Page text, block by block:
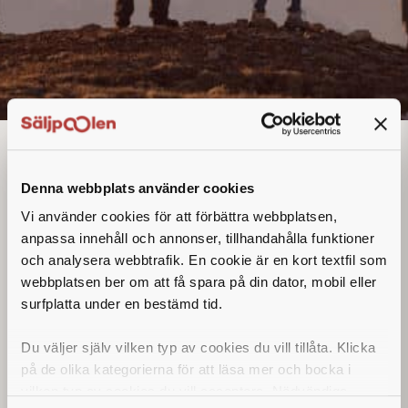
Denna webbplats använder cookies
Vi använder cookies för att förbättra webbplatsen,
anpassa innehåll och annonser, tillhandahålla funktioner
och analysera webbtrafik. En cookie är en kort textfil som
webbplatsen ber om att få spara på din dator, mobil eller
surfplatta under en bestämd tid.
Du väljer själv vilken typ av cookies du vill tillåta. Klicka
på de olika kategorierna för att läsa mer och bocka i
Säljare
Denna annons går inte längre att söka. Se